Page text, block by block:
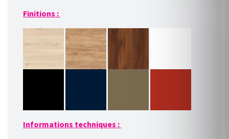
Finitions :
Informations techniques :